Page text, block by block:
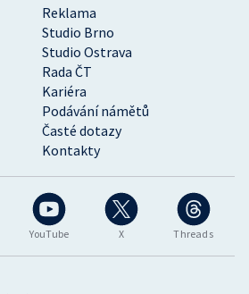
YouTube X Threads
Reklama
Studio Brno
Studio Ostrava
Rada ČT
Kariéra
Podávání námětů
Časté dotazy
Kontakty